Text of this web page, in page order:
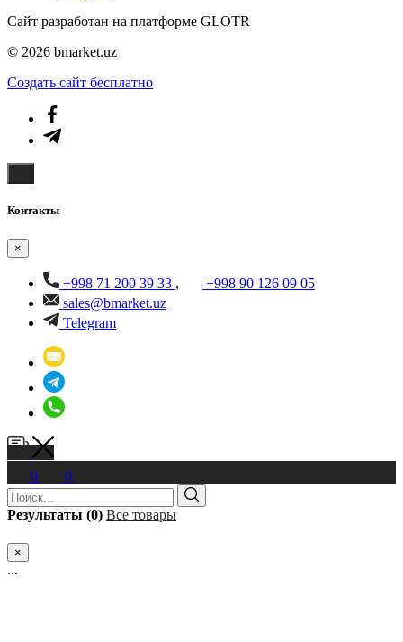
Сайт разработан на платформе GLOTR
© 2026 bmarket.uz
Создать cайт бесплатно
Контакты
×
+998 71 200 39 33 ,
+998 90 126 09 05
sales@bmarket.uz
Telegram
0 0
Результаты (0) Все товары
×
...